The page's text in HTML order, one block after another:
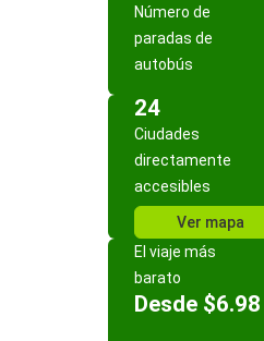
Número de
paradas de
autobús
24
Ciudades
directamente
accesibles
Ver mapa
El viaje más
barato
Desde $6.98